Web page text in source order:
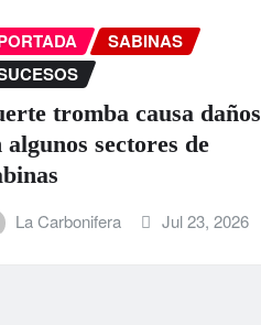
SABINAS
tromba causa daños
algunos sectores de
La Carbonifera Jul 23, 2026